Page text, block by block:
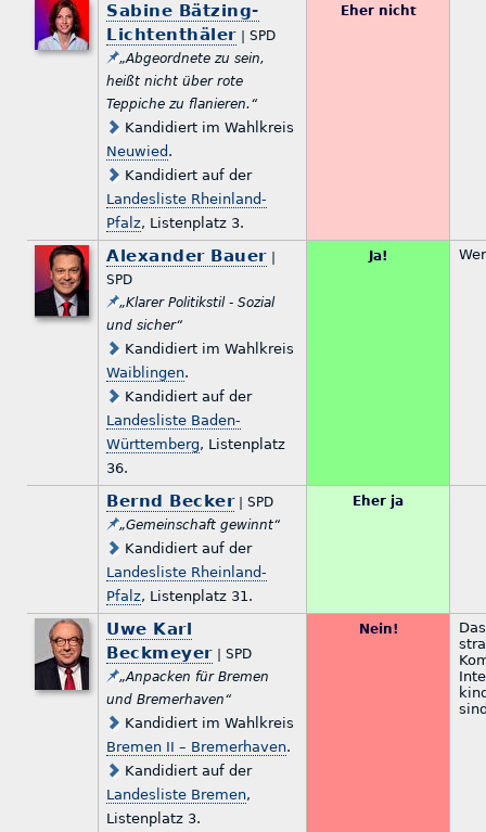
Sabine Bätzing-
Lichtenthäler| SPD
„Abgeordnete zu sein,
heißt nicht über rote
Teppiche zu flanieren.“
Kandidiert im Wahlkreis
Neuwied .
Kandidiert auf der
Landesliste Rheinland-
Pfalz, Listenplatz 3.
Eher nicht
Alexander Bauer|
SPD
„Klarer Politikstil - Sozial
und sicher“
Kandidiert im Wahlkreis
Waiblingen.
Kandidiert auf der
Landesliste Baden-
Württemberg, Listenplatz
36.
Ja!
Bernd Becker| SPD
„Gemeinschaft gewinnt“
Kandidiert auf der
Landesliste Rheinland-
Pfalz, Listenplatz 31.
Eher ja
Uwe Karl
Beckmeyer| SPD
„Anpacken für Bremen
und Bremerhaven“
Kandidiert im Wahlkreis
Bremen II – Bremerhaven.
Kandidiert auf der
Landesliste Bremen,
Listenplatz 3.
Nein!